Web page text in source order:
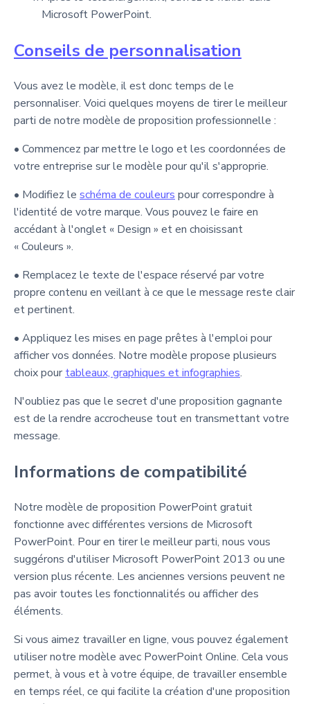
Microsoft PowerPoint.
Conseils de personnalisation
Vous avez le modèle, il est donc temps de le
personnaliser. Voici quelques moyens de tirer le meilleur
parti de notre modèle de proposition professionnelle :
• Commencez par mettre le logo et les coordonnées de
votre entreprise sur le modèle pour qu'il s'approprie.
• Modifiez le schéma de couleurs pour correspondre à
l'identité de votre marque. Vous pouvez le faire en
accédant à l'onglet « Design » et en choisissant
« Couleurs ».
• Remplacez le texte de l'espace réservé par votre
propre contenu en veillant à ce que le message reste clair
et pertinent.
• Appliquez les mises en page prêtes à l'emploi pour
afficher vos données. Notre modèle propose plusieurs
choix pour tableaux, graphiques et infographies.
N'oubliez pas que le secret d'une proposition gagnante
est de la rendre accrocheuse tout en transmettant votre
message.
Informations de compatibilité
Notre modèle de proposition PowerPoint gratuit
fonctionne avec différentes versions de Microsoft
PowerPoint. Pour en tirer le meilleur parti, nous vous
suggérons d'utiliser Microsoft PowerPoint 2013 ou une
version plus récente. Les anciennes versions peuvent ne
pas avoir toutes les fonctionnalités ou afficher des
éléments.
Si vous aimez travailler en ligne, vous pouvez également
utiliser notre modèle avec PowerPoint Online. Cela vous
permet, à vous et à votre équipe, de travailler ensemble
en temps réel, ce qui facilite la création d'une proposition